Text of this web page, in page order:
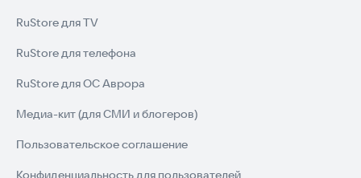
RuStore для TV
RuStore для телефона
RuStore для ОС Аврора
Медиа-кит (для СМИ и блогеров)
Пользовательское соглашение
Конфиденциальность для пользователей